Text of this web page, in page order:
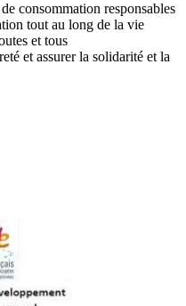
consommation responsables
tout au long de la vie
et tous
et assurer la solidarité et la